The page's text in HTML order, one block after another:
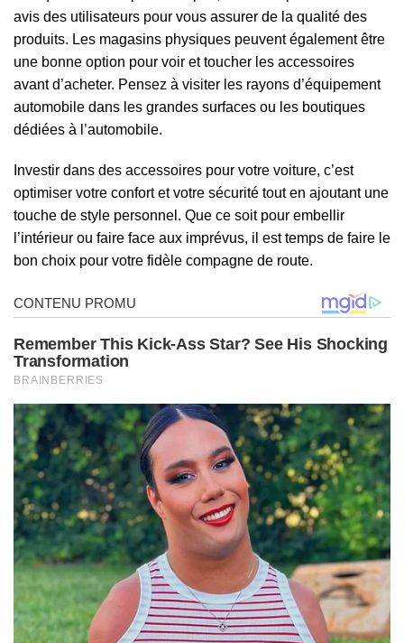
avis des utilisateurs pour vous assurer de la qualité des
produits. Les magasins physiques peuvent également être
une bonne option pour voir et toucher les accessoires
avant d’acheter. Pensez à visiter les rayons d’équipement
automobile dans les grandes surfaces ou les boutiques
dédiées à l’automobile.
Investir dans des accessoires pour votre voiture, c’est
optimiser votre confort et votre sécurité tout en ajoutant une
touche de style personnel. Que ce soit pour embellir
l’intérieur ou faire face aux imprévus, il est temps de faire le
bon choix pour votre fidèle compagne de route.